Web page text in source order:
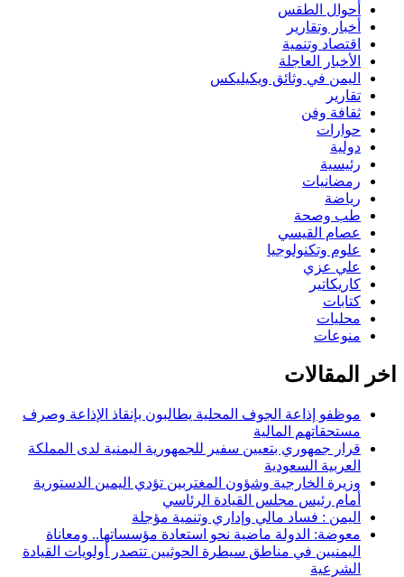
أحوال الطقس
أخبار وتقارير
اقتصاد وتنمية
الأخبار العاجلة
اليمن في وثائق ويكيليكس
تقارير
ثقافة وفن
حوارات
دولية
رئيسية
رمضانيات
رياضة
طب وصحة
عصام القيسي
علوم وتكنولوجيا
علي عزي
كاريكاتير
كتابات
محليات
منوعات
اخر المقالات
موظفو إذاعة الجوف المحلية يطالبون بإنقاذ الإذاعة وصرف
مستحقاتهم المالية
قرار جمهوري بتعيين سفير للجمهورية اليمنية لدى المملكة
العربية السعودية
وزيرة الخارجية وشؤون المغتربين تؤدي اليمين الدستورية
أمام رئيس مجلس القيادة الرئاسي
اليمن : فساد مالي وإداري وتنمية مؤجلة
معوضة: الدولة ماضية نحو استعادة مؤسساتها.. ومعاناة
اليمنيين في مناطق سيطرة الحوثيين تتصدر أولويات القيادة
الشرعية